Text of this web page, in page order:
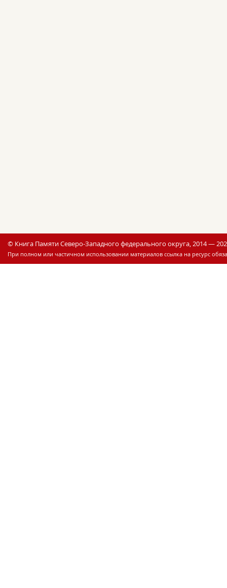
© Книга Памяти Северо-Западного федерального округа, 2014 —
При полном или частичном использовании материалов ссылка на ресурс